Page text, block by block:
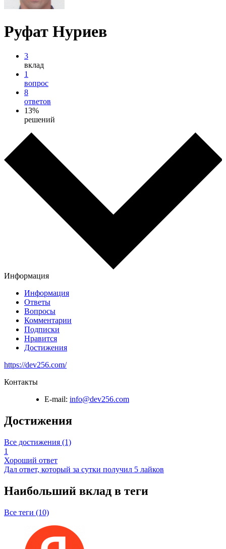
Руфат Нуриев
3
вклад
1
вопрос
8
ответов
13%
решений
Информация
Информация
Ответы
Вопросы
Комментарии
Подписки
Нравится
Достижения
https://dev256.com/
Контакты
E-mail: info@dev256.com
Достижения
Все достижения (1)
1
Хороший ответ
Дал ответ, который за сутки получил 5 лайков
Наибольший вклад в теги
Все теги (10)